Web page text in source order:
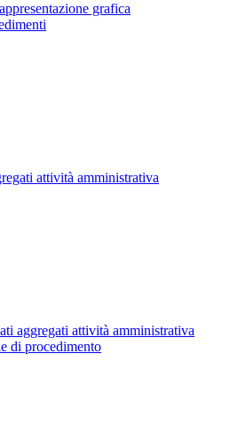
grafica
attività amministrativa
aggregati attività amministrativa
di procedimento